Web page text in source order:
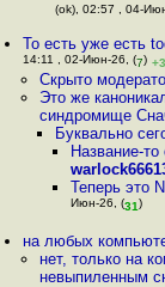
(ok), 02:57 , 04-
То есть уже есть
14:11 , 02-Июн-26, (7) +3
Скрыто
Это же
синдромище
Буквально
Название-
Теперь это
Июн-26, (31)
на любых
нет, только на
невыпиленным